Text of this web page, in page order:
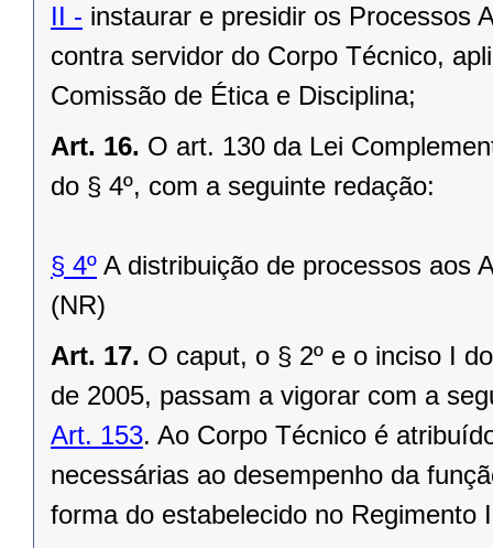
II - instaurar e presidir os Processos
contra servidor do Corpo Técnico,
Comissão de Ética e Disciplina;
Art. 16. O art. 130 da Lei
do § 4º, com a seguinte redação:
§ 4º A distribuição de processos aos
(NR)
Art. 17. O caput, o § 2º e o inciso I
de 2005, passam a vigorar com a
Art. 153. Ao Corpo Técnico é
necessárias ao desempenho da
forma do estabelecido no Regimento